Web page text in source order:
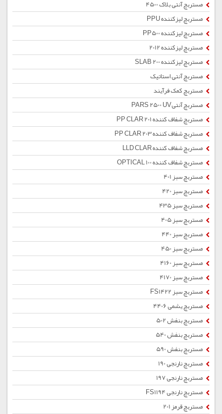
مستربچ آنتی بلاک 4500
مستربچ لیزکننده PPU
مستربچ لیزکننده PP500
مستربچ لیزکننده 2012
مستربچ لیزکننده SLAB 200
مستربچ آنتی استاتیک
مستربچ کمک فرآیند
مستربچ آنتیPARS 2500 UV
مستربچ شفاف کننده PP CLAR 201
مستربچ شفاف کننده PP CLAR 203
مستربچ شفاف کننده LLD CLAR
مستربچ شفاف کننده OPTICAL 100
مستربچ سبز 401
مستربچ سبز 420
مستربچ سبز 435
مستربچ سبز 405
مستربچ سبز 440
مستربچ سبز 450
مستربچ سبز 4160
مستربچ سبز 4170
مستربچ سبز FS1422
مستربچ یشمی 4406
مستربچ بنفش 502
مستربچ بنفش 540
مستربچ بنفش 590
مستربچ نارنجی 190
مستربچ نارنجی 197
مستربچ نارنجی FS1194
مستربچ قرمز 201